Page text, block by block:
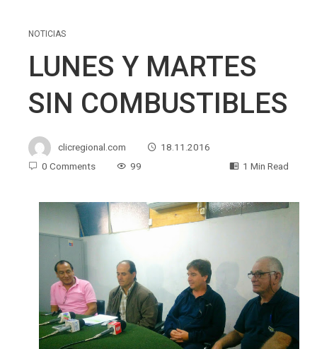
NOTICIAS
LUNES Y MARTES
SIN COMBUSTIBLES
clicregional.com
18.11.2016
0 Comments
99 1 Min Read